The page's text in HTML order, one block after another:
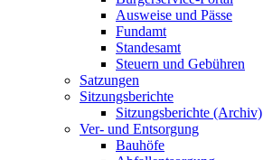
Ausweise und Pässe
Fundamt
Standesamt
Steuern und Gebühren
Satzungen
Sitzungsberichte
Sitzungsberichte (Archiv)
Ver- und Entsorgung
Bauhöfe